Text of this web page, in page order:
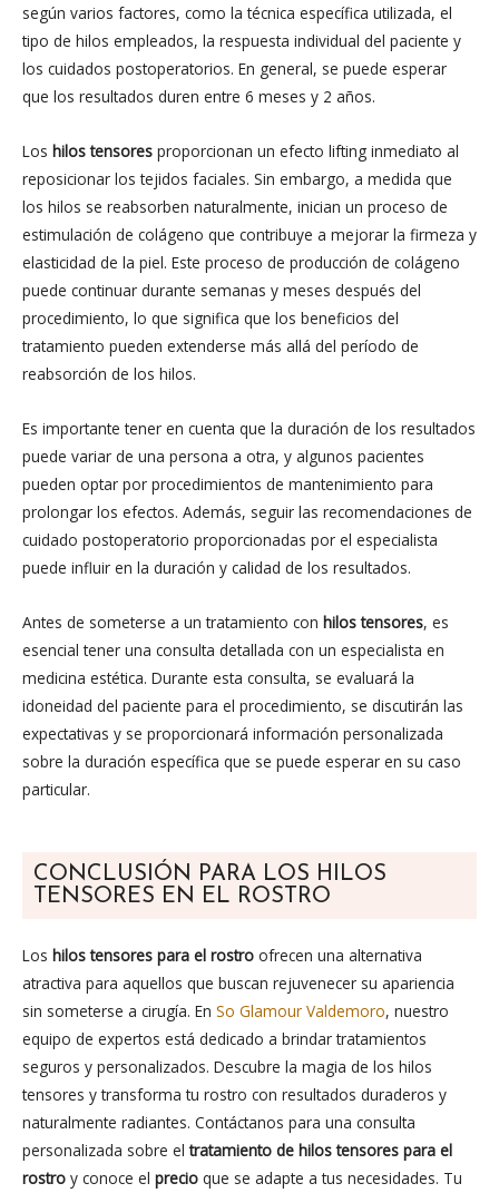
según varios factores, como la técnica específica utilizada, el
tipo de hilos empleados, la respuesta individual del paciente y
los cuidados postoperatorios. En general, se puede esperar
que los resultados duren entre 6 meses y 2 años.
Los hilos tensores proporcionan un efecto lifting inmediato al
reposicionar los tejidos faciales. Sin embargo, a medida que
los hilos se reabsorben naturalmente, inician un proceso de
estimulación de colágeno que contribuye a mejorar la firmeza y
elasticidad de la piel. Este proceso de producción de colágeno
puede continuar durante semanas y meses después del
procedimiento, lo que significa que los beneficios del
tratamiento pueden extenderse más allá del período de
reabsorción de los hilos.
Es importante tener en cuenta que la duración de los resultados
puede variar de una persona a otra, y algunos pacientes
pueden optar por procedimientos de mantenimiento para
prolongar los efectos. Además, seguir las recomendaciones de
cuidado postoperatorio proporcionadas por el especialista
puede influir en la duración y calidad de los resultados.
Antes de someterse a un tratamiento con hilos tensores, es
esencial tener una consulta detallada con un especialista en
medicina estética. Durante esta consulta, se evaluará la
idoneidad del paciente para el procedimiento, se discutirán las
expectativas y se proporcionará información personalizada
sobre la duración específica que se puede esperar en su caso
particular.
CONCLUSIÓN PARA LOS HILOS
TENSORES EN EL ROSTRO
Los hilos tensores para el rostro ofrecen una alternativa
atractiva para aquellos que buscan rejuvenecer su apariencia
sin someterse a cirugía. En So Glamour Valdemoro, nuestro
equipo de expertos está dedicado a brindar tratamientos
seguros y personalizados. Descubre la magia de los hilos
tensores y transforma tu rostro con resultados duraderos y
naturalmente radiantes. Contáctanos para una consulta
personalizada sobre eltratamiento de hilos tensores para el
rostro y conoce el precio que se adapte a tus necesidades. Tu